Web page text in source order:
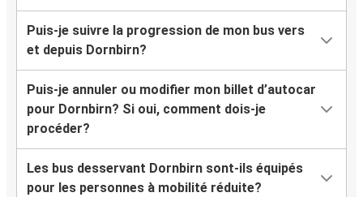
Puis-je suivre la progression de mon bus vers
et depuis Dornbirn?
Puis-je annuler ou modifier mon billet d’autocar
pour Dornbirn? Si oui, comment dois-je
procéder?
Les bus desservant Dornbirn sont-ils équipés
pour les personnes à mobilité réduite?